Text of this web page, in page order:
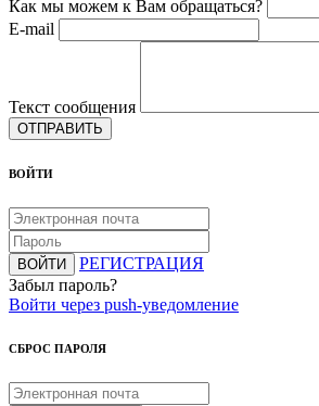
Как мы можем к Вам обращаться?
E-mail
Текст сообщения
ОТПРАВИТЬ
ВОЙТИ
ВОЙТИ
РЕГИСТРАЦИЯ
Забыл пароль?
Войти через push-уведомление
СБРОС ПАРОЛЯ